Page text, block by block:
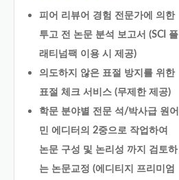
피어 리뷰어 경험 전문가에 의한
투고 전 논문 분석 보고서 (SCI 플
래티넘팩 이용 시 제공)
의도하지 않은 표절 방지를 위한
표절 체크 서비스 (무제한 제공)
학문 분야별 전문 석/박사급 원어
민 에디터의 2중으로 작업하여
논문 구성 및 논리성 까지 검토하
는 논문교정 (에디티지 프리미엄